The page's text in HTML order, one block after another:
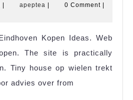
House
References
January
| apeptea apeptea
| 0 Comment |
Kopen Ideas. Web
The site is practically
Tiny house op wielen trekt
advies over from